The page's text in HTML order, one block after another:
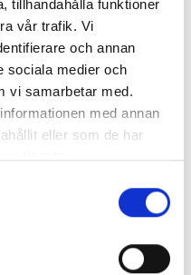
tillhandahålla funktioner
vår trafik. Vi
och annan
sociala medier och
vi samarbetar med.
med annan
eller som de har
tjänster.
Star Pocket Jeans Grå